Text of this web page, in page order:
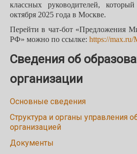
классных руководителей,
октября 2025 года в Москве.
Перейти в чат-бот «Предложения
РФ» можно по ссылке: https://max.ru/
Сведения об
организации
Основные сведения
Структура и органы управления
организацией
Документы